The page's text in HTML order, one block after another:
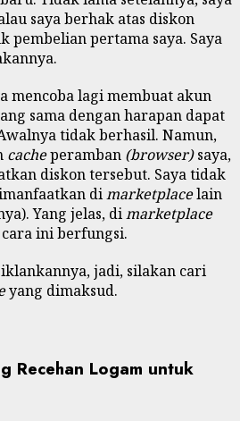
saya berhak atas diskon
pembelian pertama saya. Saya
mencoba lagi membuat akun
sama dengan harapan dapat
tidak berhasil. Namun,
cacheperamban (browser)saya,
diskon tersebut. Saya tidak
dimarketplacelain
Yang jelas, dimarketplace
ini berfungsi.
jadi, silakan cari
yang dimaksud.
Recehan Logam untuk